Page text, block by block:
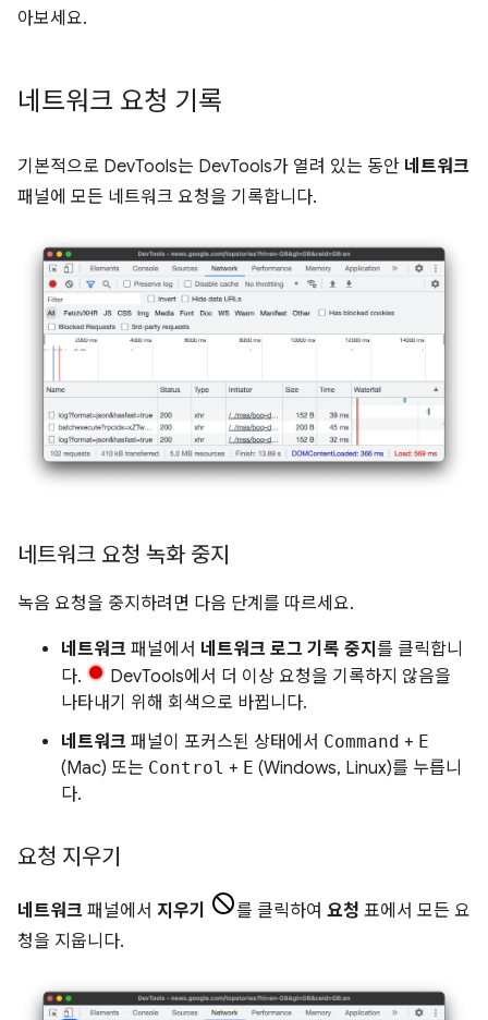
아보세요.
네트워크 요청 기록
기본적으로 DevTools는 DevTools가 열려 있는 동안 네트워크
패널에 모든 네트워크 요청을 기록합니다.
네트워크 요청 녹화 중지
녹음 요청을 중지하려면 다음 단계를 따르세요.
네트워크 패널에서 네트워크 로그 기록 중지 를 클릭합니
다.
DevTools에서 더 이상 요청을 기록하지 않음을
나타내기 위해 회색으로 바뀝니다.
네트워크 패널이 포커스된 상태에서 Command + E
(Mac) 또는 Control + E (Windows, Linux)를 누릅니
다.
요청 지우기
네트워크 패널에서 지우기 를 클릭하여 요청 표에서 모든 요
청을 지웁니다.